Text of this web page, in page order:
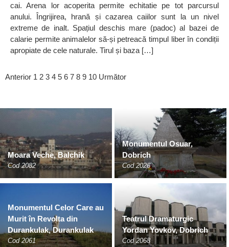
cai. Arena lor acoperita permite echitatie pe tot parcursul
anului. Îngrijirea, hrană și cazarea caiilor sunt la un nivel
extreme de inalt. Spațiul deschis mare (padoc) al bazei de
calarie permite animalelor să-și petreacă timpul liber în condiții
apropiate de cele naturale. Tirul și baza […]
Anterior 1 2 3 4 5 6 7 8 9 10 Următor
Moara Veche, Balchik
Cod 2082
Monumentul Osuar,
Dobrich
Cod 2026
Monumentul Celor Care au
Murit în Revolta din
Durankulak, Durankulak
Cod 2061
Teatrul Dramaturgic
Yordan Yovkov, Dobrich
Cod 2068